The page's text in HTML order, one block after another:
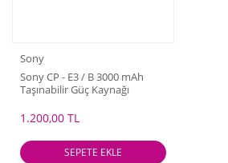
Sony
Sony CP - E3 / B 3000 mAh
Taşınabilir Güç Kaynağı
1.200,00 TL
SEPETE EKLE